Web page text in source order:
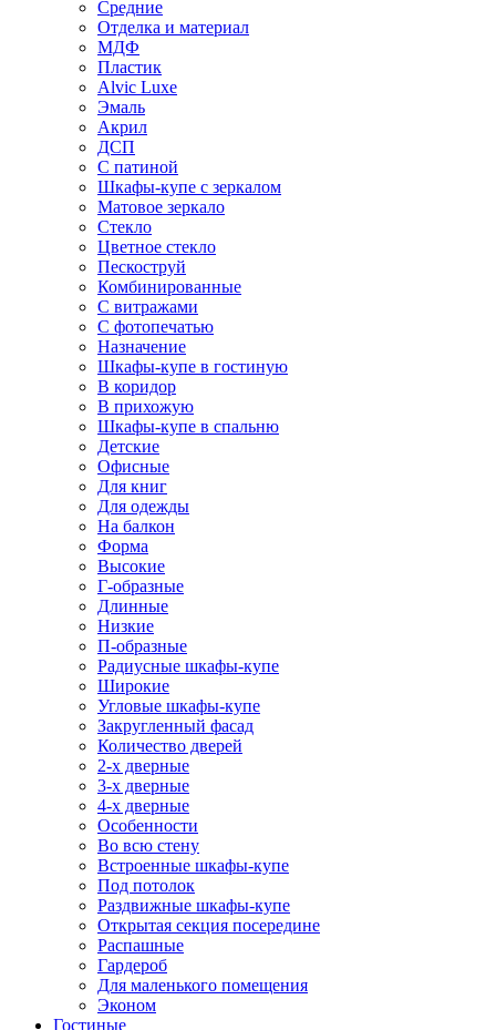
Средние
Отделка и материал
МДФ
Пластик
Alvic Luxe
Эмаль
Акрил
ДСП
С патиной
Шкафы-купе с зеркалом
Матовое зеркало
Стекло
Цветное стекло
Пескоструй
Комбинированные
С витражами
С фотопечатью
Назначение
Шкафы-купе в гостиную
В коридор
В прихожую
Шкафы-купе в спальню
Детские
Офисные
Для книг
Для одежды
На балкон
Форма
Высокие
Г-образные
Длинные
Низкие
П-образные
Радиусные шкафы-купе
Широкие
Угловые шкафы-купе
Закругленный фасад
Количество дверей
2-х дверные
3-х дверные
4-х дверные
Особенности
Во всю стену
Встроенные шкафы-купе
Под потолок
Раздвижные шкафы-купе
Открытая секция посередине
Распашные
Гардероб
Для маленького помещения
Эконом
Гостиные